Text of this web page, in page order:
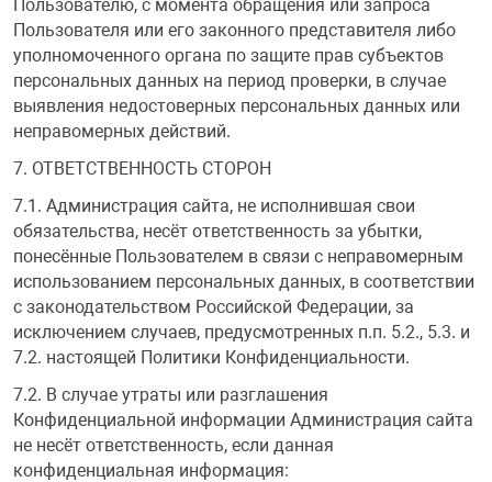
Пользователю, с момента обращения или запроса
Пользователя или его законного представителя либо
уполномоченного органа по защите прав субъектов
персональных данных на период проверки, в случае
выявления недостоверных персональных данных или
неправомерных действий.
7. ОТВЕТСТВЕННОСТЬ СТОРОН
7.1. Администрация сайта, не исполнившая свои
обязательства, несёт ответственность за убытки,
понесённые Пользователем в связи с неправомерным
использованием персональных данных, в соответствии
с законодательством Российской Федерации, за
исключением случаев, предусмотренных п.п. 5.2., 5.3. и
7.2. настоящей Политики Конфиденциальности.
7.2. В случае утраты или разглашения
Конфиденциальной информации Администрация сайта
не несёт ответственность, если данная
конфиденциальная информация: